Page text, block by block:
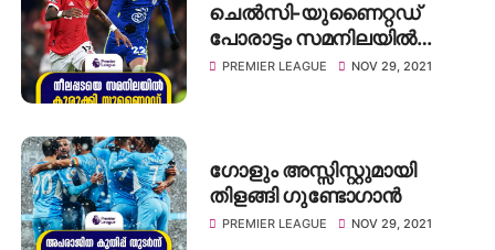
ചെൽസി-യുണൈറ്റഡ്
പോരാട്ടം സമനിലയിൽ
കലാശിച്ചു
PREMIER LEAGUE NOV 29, 2021
ഗോളും അസ്സിസ്റ്റുമായി
തിളങ്ങി ഗുണ്ടോഗാൻ
PREMIER LEAGUE NOV 29, 2021